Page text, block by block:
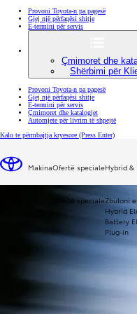
Provoni Toyota-n pa pagesë
Gjej një përfaqësi shitje
E-termini për servis
Çmimoret dhe
Shërbimi për
Provoni Toyota-n pa pagesë
Gjej një përfaqësi shitje
E-termini për servis
Çmimoret dhe katalogjet
Automjete për livrim të shpejtë
Kalo te përmbajtja kryesore (Press Enter)
MakinaOfertë speciale
Ofertë speciale
Hybrid &
Zbuloni
Hybrid
Battery
Plug-in
Testi përfundimtar